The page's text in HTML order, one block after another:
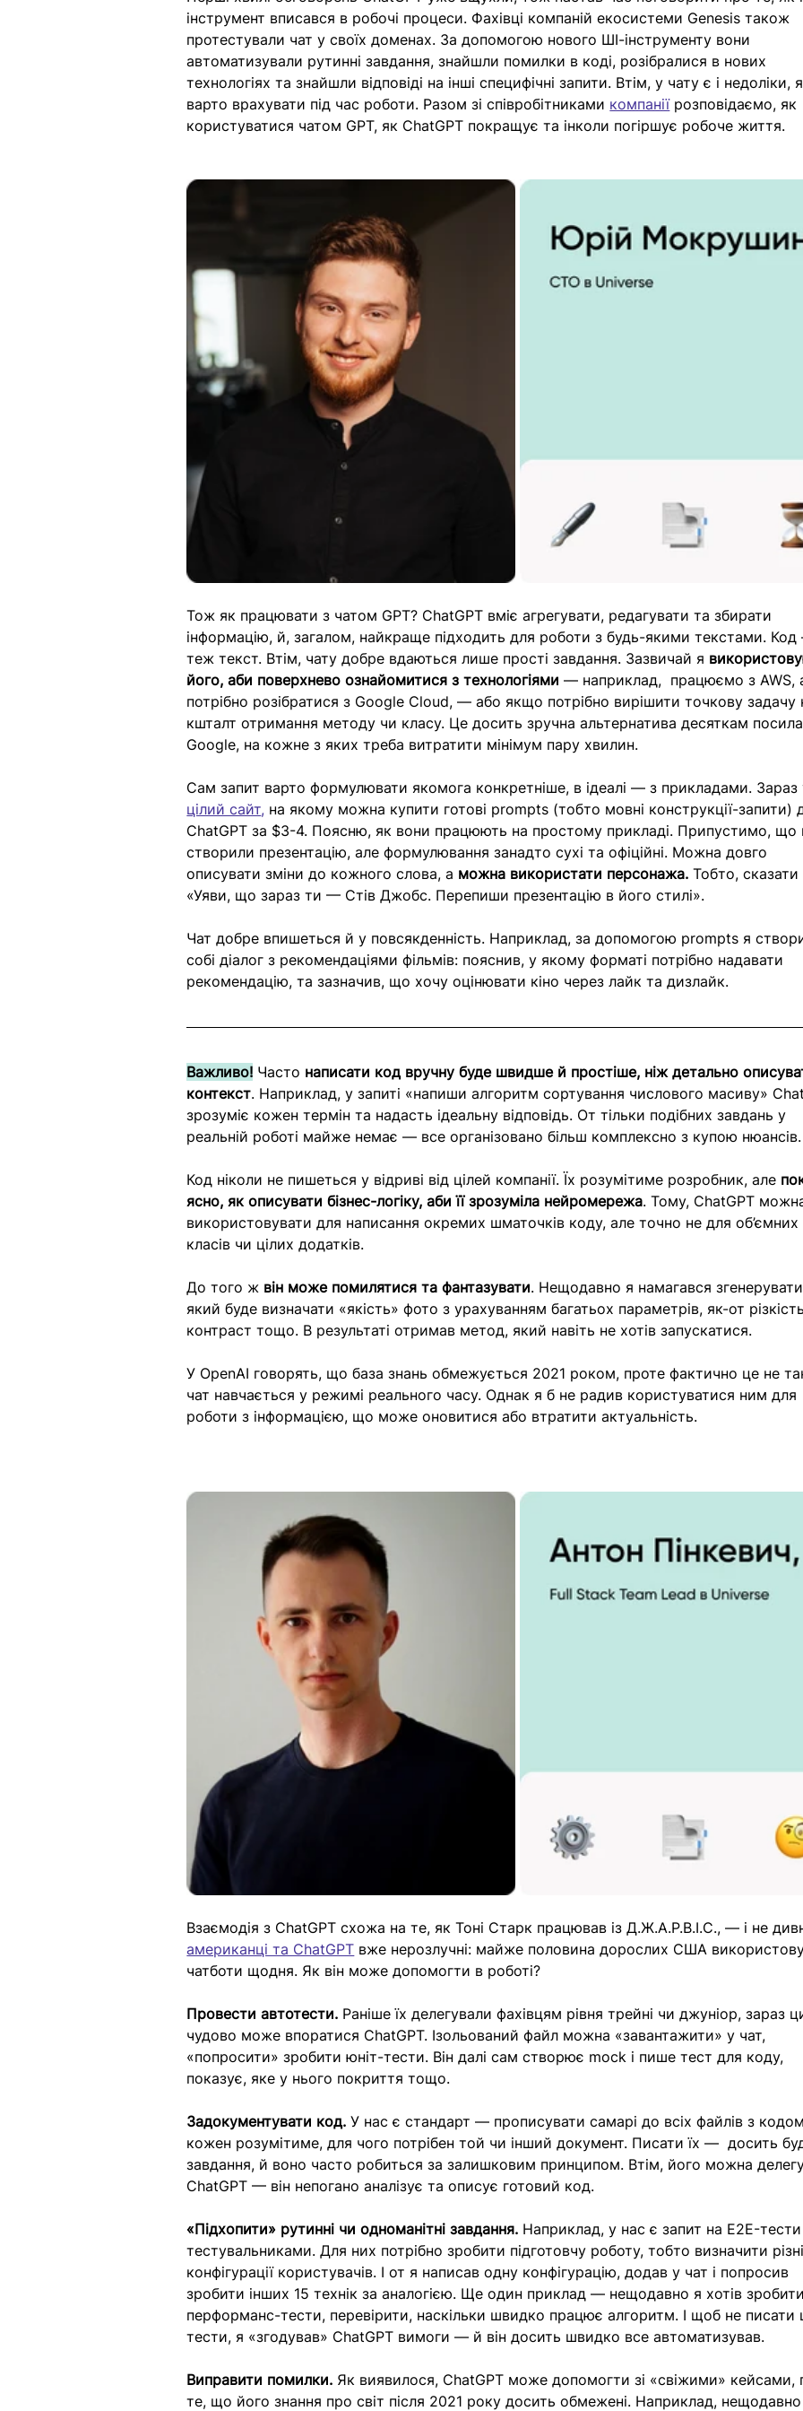
інструмент вписався в робочі процеси. Фахівці компаній екосистеми Genesis також
протестували чат у своїх доменах. За допомогою нового ШІ-інструменту вони
автоматизували рутинні завдання, знайшли помилки в коді, розібралися в нових
технологіях та знайшли відповіді на інші специфічні запити. Втім, у чату є і недоліки,
варто врахувати під час роботи. Разом зі співробітниками компанії розповідаємо, як
користуватися чатом GPT, як ChatGPT покращує та інколи погіршує робоче життя.
Тож як працювати з чатом GPT? ChatGPT вміє агрегувати, редагувати та збирати
інформацію, й, загалом, найкраще підходить для роботи з будь-якими текстами.
теж текст. Втім, чату добре вдаються лише прості завдання. Зазвичай я
його, аби поверхнево ознайомитися з технологіями — наприклад,  працюємо з AWS,
потрібно розібратися з Google Cloud, — або якщо потрібно вирішити точкову
кшталт отримання методу чи класу. Це досить зручна альтернатива десяткам
Google, на кожне з яких треба витратити мінімум пару хвилин.
Сам запит варто формулювати якомога конкретніше, в ідеалі — з прикладами.
цілий сайт, на якому можна купити готові prompts (тобто мовні конструкції-запити)
ChatGPT за $3-4. Поясню, як вони працюють на простому прикладі. Припустимо,
створили презентацію, але формулювання занадто сухі та офіційні. Можна довго
описувати зміни до кожного слова, а можна використати персонажа. Тобто,
«Уяви, що зараз ти — Стів Джобс. Перепиши презентацію в його стилі».
Чат добре впишеться й у повсякденність. Наприклад, за допомогою prompts я
собі діалог з рекомендаціями фільмів: пояснив, у якому форматі потрібно надавати
рекомендацію, та зазначив, що хочу оцінювати кіно через лайк та дизлайк.
Важливо! Часто написати код вручну буде швидше й простіше, ніж детально
контекст. Наприклад, у запиті «напиши алгоритм сортування числового масиву»
зрозуміє кожен термін та надасть ідеальну відповідь. От тільки подібних завдань у
реальній роботі майже немає — все організовано більш комплексно з купою
Код ніколи не пишеться у відриві від цілей компанії. Їх розумітиме розробник, але
ясно, як описувати бізнес-логіку, аби її зрозуміла нейромережа. Тому, ChatGPT
використовувати для написання окремих шматочків коду, але точно не для об’ємних
класів чи цілих додатків.
До того ж він може помилятися та фантазувати. Нещодавно я намагався
який буде визначати «якість» фото з урахуванням багатьох параметрів, як-от
контраст тощо. В результаті отримав метод, який навіть не хотів запускатися.
У OpenAI говорять, що база знань обмежується 2021 роком, проте фактично це не
чат навчається у режимі реального часу. Однак я б не радив користуватися ним для
роботи з інформацією, що може оновитися або втратити актуальність.
Взаємодія з ChatGPT схожа на те, як Тоні Старк працював із Д.Ж.А.Р.В.І.С., — і не
американці та ChatGPT вже нерозлучні: майже половина дорослих США
чатботи щодня. Як він може допомогти в роботі?
Провести автотести. Раніше їх делегували фахівцям рівня трейні чи джуніор, зараз
чудово може впоратися ChatGPT. Ізольований файл можна «завантажити» у чат,
«попросити» зробити юніт-тести. Він далі сам створює mock і пише тест для коду,
показує, яке у нього покриття тощо.
Задокументувати код. У нас є стандарт — прописувати самарі до всіх файлів з
кожен розумітиме, для чого потрібен той чи інший документ. Писати їх —  досить
завдання, й воно часто робиться за залишковим принципом. Втім, його можна
ChatGPT — він непогано аналізує та описує готовий код.
«Підхопити» рутинні чи одноманітні завдання. Наприклад, у нас є запит на E2E-
тестувальниками. Для них потрібно зробити підготовчу роботу, тобто визначити
конфігурації користувачів. І от я написав одну конфігурацію, додав у чат і попросив
зробити інших 15 технік за аналогією. Ще один приклад — нещодавно я хотів
перформанс-тести, перевірити, наскільки швидко працює алгоритм. І щоб не писати
тести, я «згодував» ChatGPT вимоги — й він досить швидко все автоматизував.
Виправити помилки. Як виявилося, ChatGPT може допомогти зі «свіжими»
те, що його знання про світ після 2021 року досить обмежені. Наприклад,